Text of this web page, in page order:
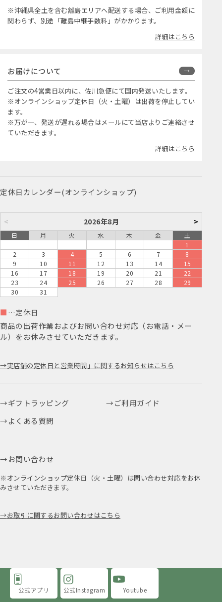
※沖縄県全土を含む離島エリアへ配送する場合、ご利用金額に
関わらず、別途「離島中継手数料」がかかります。
詳細はこちら
お届けについて
ご注文の4営業日以内に、佐川急便にて国内発送いたします。
※オンラインショップ定休日（火・土曜）は出荷を停止してい
ます。
※万が一、発送が遅れる場合はメールにて当店よりご連絡させ
ていただきます。
詳細はこちら
定休日カレンダー(オンラインショップ)
< 2026年8月 >
日 月 火 水 木 金
土
1
2
3 4 5 6 7
8
9
10 11 12 13 14
15
16
17 18 19 20 21
22
23
24 25 26 27 28
29
30
31
■ …定休日
商品の出荷作業およびお問い合わせ対応（お電話・メー
ル）をお休みさせていただきます。
実店舗の定休日と営業時間」に関するお知らせはこちら
ギフトラッピング
ご利用ガイド
よくある質問
お問い合わせ
※オンラインショップ定休日（火・土曜）は問い合わせ対応をお休
みさせていただきます。
お取引に関するお問い合わせはこちら
公式アプリ 公式Instagram Youtube